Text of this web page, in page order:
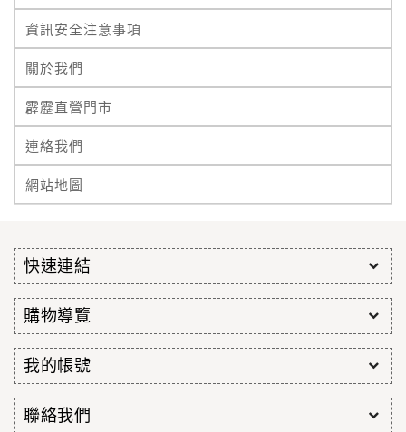
資訊安全注意事項
關於我們
霹靂直營門市
連絡我們
網站地圖
快速連結
購物導覽
我的帳號
聯絡我們